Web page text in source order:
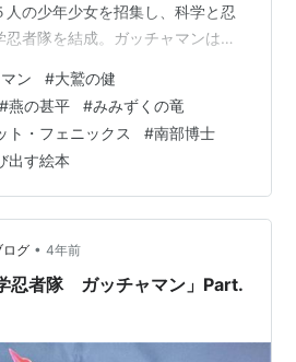
の少年少女を招集し、科学と忍
者隊を結成。ガッチャマンは、
ない。科学忍者隊に属する彼ら
人類の望みをかけて悪の秘密結
う物語。 科学忍者隊のメンバー
マン（大鷲の健）科学忍者隊Ｇ―
本名・鷲尾健。科学忍者隊のリー
は「科学忍者隊の５…
ン #大鷲の健
#燕の甚平 #みみずくの竜
ト・フェニックス #南部博士
出す絵本
グ • 4年前
忍者隊 ガッチャマン」Part.